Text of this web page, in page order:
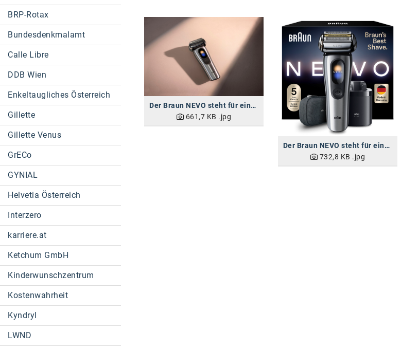
BRP-Rotax
Bundesdenkmalamt
Calle Libre
DDB Wien
Enkeltaugliches Österreich
Gillette
Gillette Venus
GrECo
GYNIAL
Helvetia Österreich
Interzero
karriere.at
Ketchum GmbH
Kinderwunschzentrum
Kostenwahrheit
Kyndryl
LWND
Der Braun NEVO steht für eine neue Ära der Rasur - ab August im Handel erhältlich
661,7 KB .jpg
Der Braun NEVO steht für eine neue Ära der Rasur - ab August im Handel erhältlich
732,8 KB .jpg